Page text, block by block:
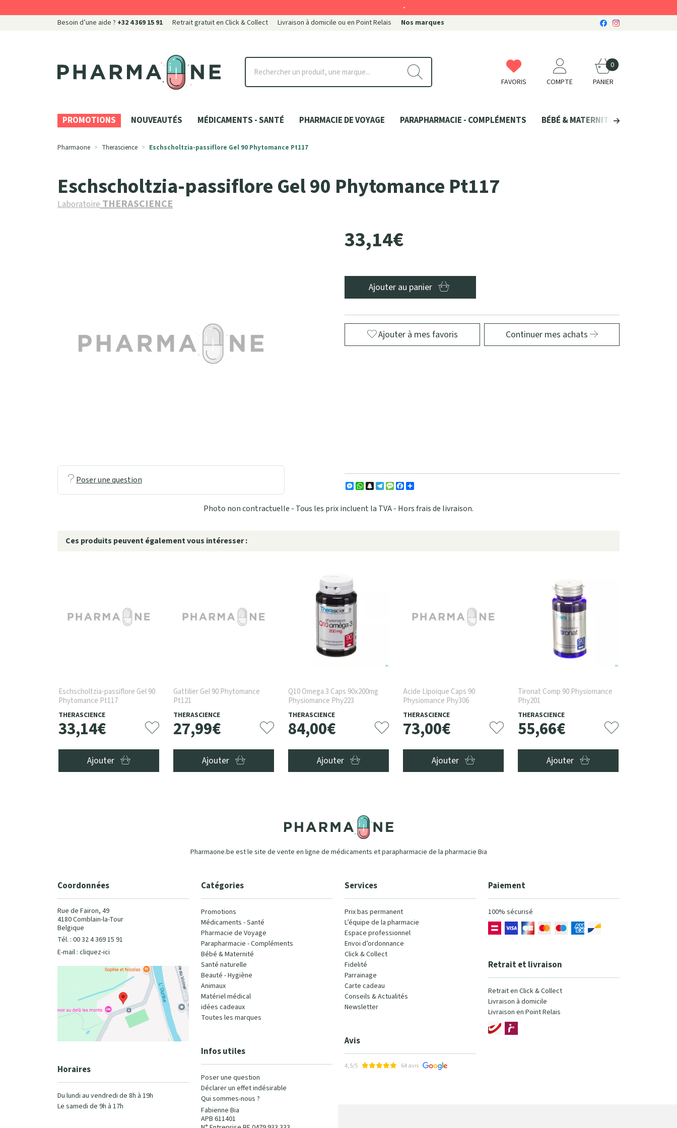
Besoin d’une aide ? +32 4 369 15 91 Retrait gratuit en Click & Collect Livraison à domicile ou en Point Relais Nos marques
Pharmaone Votre pharmacie en ligne à votre service FAVORIS COMPTE PANIER
0
PROMOTIONS NOUVEAUTÉS MÉDICAMENTS - SANTÉ PHARMACIE DE VOYAGE PARAPHARMACIE - COMPLÉMENTS BÉBÉ & MATERNITÉ
Pharmaone Therascience Eschscholtzia-passiflore Gel 90 Phytomance Pt117
Eschscholtzia-passiflore Gel 90 Phytomance Pt117
LaboratoireTHERASCIENCE
33,14€
Ajouter au panier
Ajouter à mes favoris Continuer mes achats
Poser une question
Messenger
WhatsApp
Snapchat
Telegram
MessageFacebook
Photo non contractuelle - Tous les prix incluent la TVA - Hors frais de livraison.
Ces produits peuvent également vous intéresser :
Eschscholtzia-passiflore Gel 90
Phytomance Pt117
THERASCIENCE
33,14€
Ajouter
Gattilier Gel 90 Phytomance
Pt121
THERASCIENCE
27,99€
Ajouter
Q10 Omega 3 Caps 90x200mg
Physiomance Phy223
THERASCIENCE
84,00€
Ajouter
Acide Lipoique Caps 90
Physiomance Phy306
THERASCIENCE
73,00€
Ajouter
Tironat Comp 90 Physiomance
Phy201
THERASCIENCE
55,66€
Ajouter
Pharmaone.be est le site de vente en ligne de médicaments et parapharmacie de la pharmacie Bia
Coordonnées
Rue de Fairon, 49
4180 Comblain-la-Tour
Belgique
Tél. : 00 32 4 369 15 91
E-mail : cliquez-ici
Horaires
Du lundi au vendredi de 8h à 19h
Le samedi de 9h à 17h
Catégories
Promotions
Médicaments - Santé
Pharmacie de Voyage
Parapharmacie - Compléments
Bébé & Maternité
Santé naturelle
Beauté - Hygiène
Animaux
Matériel médical
idées cadeaux
Toutes les marques
Infos utiles
Poser une question
Déclarer un effet indésirable
Qui sommes-nous ?
Fabienne Bia
APB 611401
Services
Prix bas permanent
L’équipe de la pharmacie
Espace professionnel
Envoi d’ordonnance
Click & Collect
Fidelité
Parrainage
Carte cadeau
Conseils & Actualités
Newsletter
Avis
4,5/5 64 avis
Paiement
100% sécurisé
Retrait et livraison
Retrait en Click & Collect
Livraison à domicile
Livraison en Point Relais